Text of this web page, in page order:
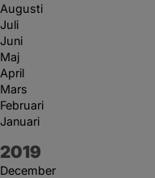
Augusti
Juli
Juni
Maj
April
Mars
Februari
Januari
År:
2019
December